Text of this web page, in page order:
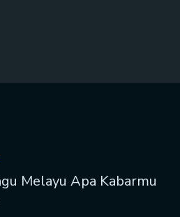
Melayu Apa Kabarmu